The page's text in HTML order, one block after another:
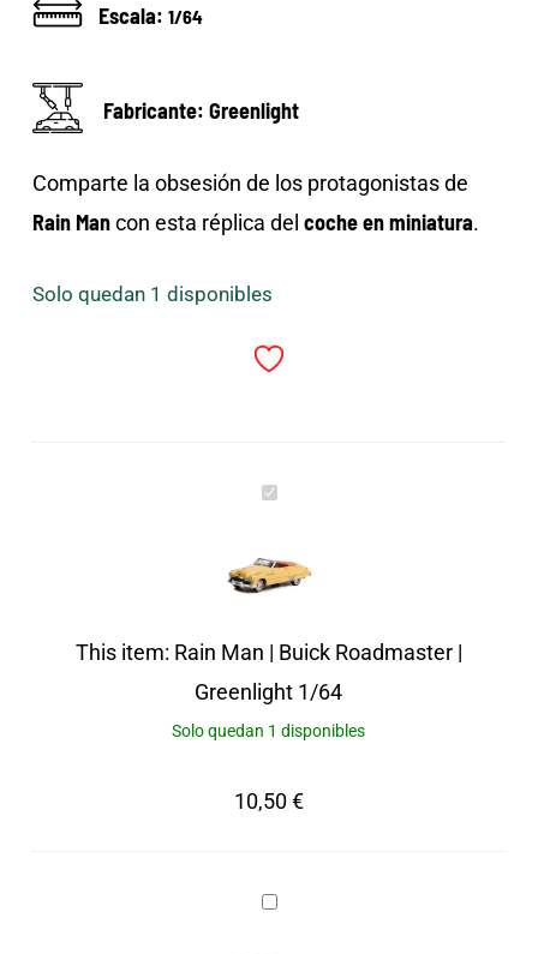
Escala: 1/64
Fabricante: Greenlight
Comparte la obsesión de los protagonistas de
Rain Mancon esta réplica del coche en miniatura.
Solo quedan 1 disponibles
Rain
|
Roadmaster
|
Greenlight
This item: Rain Man | Buick Roadmaster |
Greenlight 1/64
Solo quedan 1 disponibles
10,50€
Urna